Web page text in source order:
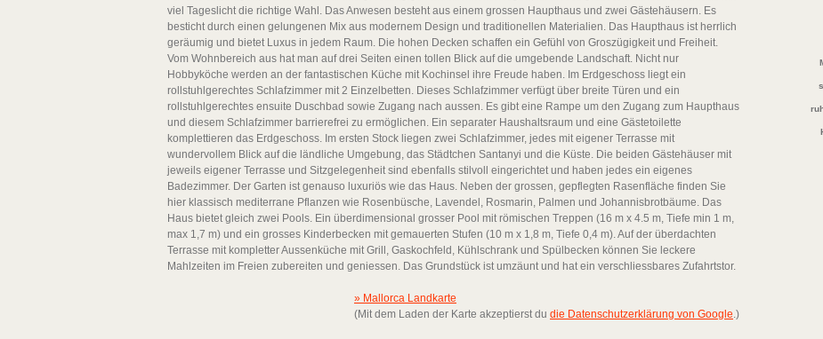
viel Tageslicht die richtige Wahl. Das Anwesen besteht aus einem grossen Haupthaus und zwei Gästehäusern. Es
besticht durch einen gelungenen Mix aus modernem Design und traditionellen Materialien. Das Haupthaus ist herrlich
geräumig und bietet Luxus in jedem Raum. Die hohen Decken schaffen ein Gefühl von Groszügigkeit und Freiheit.
Vom Wohnbereich aus hat man auf drei Seiten einen tollen Blick auf die umgebende Landschaft. Nicht nur
Hobbyköche werden an der fantastischen Küche mit Kochinsel ihre Freude haben. Im Erdgeschoss liegt ein
rollstuhlgerechtes Schlafzimmer mit 2 Einzelbetten. Dieses Schlafzimmer verfügt über breite Türen und ein
rollstuhlgerechtes ensuite Duschbad sowie Zugang nach aussen. Es gibt eine Rampe um den Zugang zum Haupthaus
und diesem Schlafzimmer barrierefrei zu ermöglichen. Ein separater Haushaltsraum und eine Gästetoilette
komplettieren das Erdgeschoss. Im ersten Stock liegen zwei Schlafzimmer, jedes mit eigener Terrasse mit
wundervollem Blick auf die ländliche Umgebung, das Städtchen Santanyi und die Küste. Die beiden Gästehäuser mit
jeweils eigener Terrasse und Sitzgelegenheit sind ebenfalls stilvoll eingerichtet und haben jedes ein eigenes
Badezimmer. Der Garten ist genauso luxuriös wie das Haus. Neben der grossen, gepflegten Rasenfläche finden Sie
hier klassisch mediterrane Pflanzen wie Rosenbüsche, Lavendel, Rosmarin, Palmen und Johannisbrotbäume. Das
Haus bietet gleich zwei Pools. Ein überdimensional grosser Pool mit römischen Treppen (16 m x 4.5 m, Tiefe min 1 m,
max 1,7 m) und ein grosses Kinderbecken mit gemauerten Stufen (10 m x 1,8 m, Tiefe 0,4 m). Auf der überdachten
Terrasse mit kompletter Aussenküche mit Grill, Gaskochfeld, Kühlschrank und Spülbecken können Sie leckere
Mahlzeiten im Freien zubereiten und geniessen. Das Grundstück ist umzäunt und hat ein verschliessbares Zufahrtstor.
» Mallorca Landkarte
(Mit dem Laden der Karte akzeptierst du die Datenschutzerklärung von Google.)